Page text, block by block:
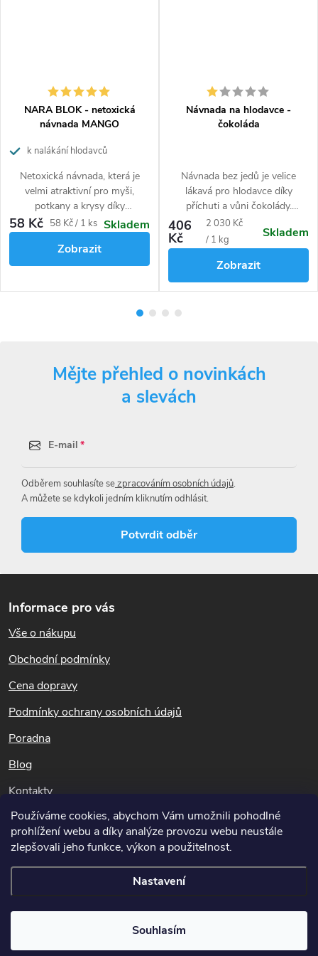
Používáme cookies, abychom Vám umožnili pohodlné
prohlížení webu a díky analýze provozu webu neustále
zlepšovali jeho funkce, výkon a použitelnost.
Nastavení
Souhlasím
www.potapnicek.cz
NARA BLOK - netoxická
návnada MANGO
k nalákání hlodavců
Netoxická návnada, která je
velmi atraktivní pro myši,
potkany a krysy díky
speciálnímu tvaru a především
složení vnadidla. Slouží k
přilákání do pastí a monitoringu
jejich výskytu.
58 Kč Měrná
58 Kč / 1 ks Skladem
Zobrazit
Návnada na hlodavce -
čokoláda
Návnada bez jedů je velice
lákavá pro hlodavce díky
příchuti a vůni čokolády.
Používá se jako náhradní náplň
do pasti Goodnature A24,
případně do jakékoliv jiné pasti
na hlodavce.
406
Kč
Měrná
cena:
2 030 Kč
/ 1 kg
Skladem
Zobrazit
Mějte přehled o novinkách
a slevách
E-mail
Odběrem souhlasíte sezpracováním osobních údajů.
A můžete se kdykoli jedním kliknutím odhlásit.
Potvrdit odběr
Informace pro vás
Vše o nákupu
Obchodní podmínky
Cena dopravy
Podmínky ochrany osobních údajů
Poradna
Blog
Kontakty
Dotazy k objednávkám
info@potapnicek.cz
Vytvořil Shoptet
nastavení cookies